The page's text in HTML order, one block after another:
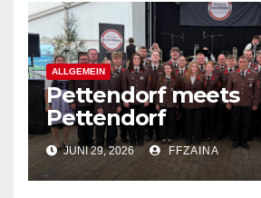
ALLGEMEIN
Pettendorf meets
Pettendorf
JUNI 29, 2026 FFZAINA